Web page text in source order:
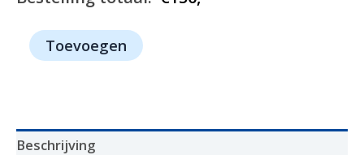
1070 Toevoegen
Beschrijving